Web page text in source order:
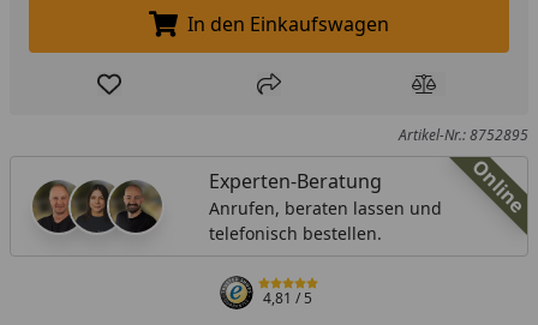
In den Einkaufswagen legen
In den Einkaufswagen
Produkt zur Wunschliste hinzufügen
Teilen Produkt
Artikel-Nr.: 8752895
Online
Experten-Beratung
Anrufen, beraten lassen und
telefonisch bestellen.
4,81/ 5